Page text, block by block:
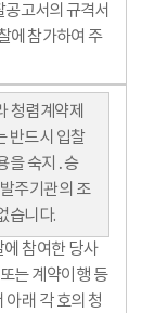
공고서의 규격서
에 참가하여 주
청렴계약제
반드시 입찰
을 숙지․승
주기관의 조
습니다.
참여한 당사
는 계약이행 등
래 각 호의 청